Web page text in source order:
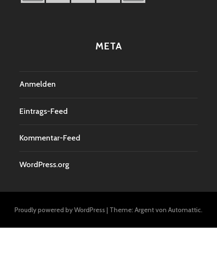
META
Anmelden
Eintrags-Feed
Kommentar-Feed
WordPress.org
Proudly powered by WordPress | Theme: Argent von Automattic.